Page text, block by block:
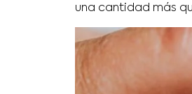
una cantidad más